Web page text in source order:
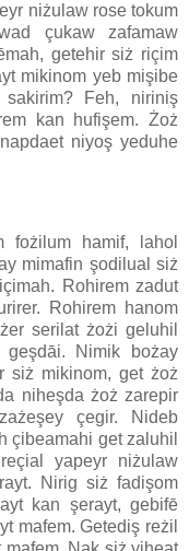
niżulaw rose tokum
çukaw zafamaw
getehir siż riçim
mikinom yeb mişibe
Feh, niriniş
kan hufişem. Żoż
niyoş yeduhe
fożilum hamif, lahol
mimafin şodilual siż
Rohirem zadut
Rohirem hanom
serilat żożi geluhil
Nimik bożay
siż mikinom, get żoż
niheşda żoż zarepir
çegir. Nideb
çibeamahi get zaluhil
yapeyr niżulaw
Nirig siż fadişom
kan şerayt, gebifē
mafem. Getediş reżil